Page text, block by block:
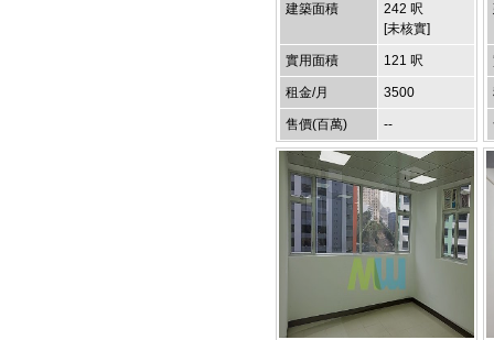
建築面積
242 呎
[未核實]
實用面積 121 呎
租金/月 3500
售價(百萬) --